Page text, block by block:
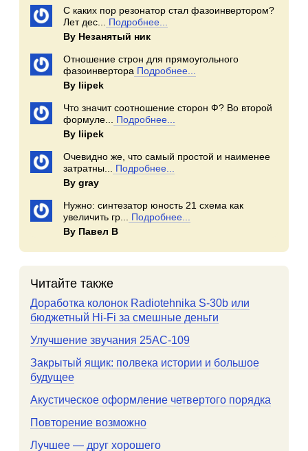
С каких пор резонатор стал фазоинвертором?
Лет дес...
Подробнее...
By Незанятый ник
Отношение строн для прямоугольного
фазоинвертора Подробнее...
By Iiipek
Что значит соотношение сторон Ф? Во второй
формуле...
Подробнее...
By Iiipek
Очевидно же, что самый простой и наименее
затратны...
Подробнее...
By gray
Нужно: синтезатор юность 21 схема как
увеличить гр...
Подробнее...
By Павел В
Читайте также
Доработка колонок Radiotehnika S-30b или
бюджетный Hi-Fi за смешные деньги
Улучшение звучания 25АС-109
Закрытый ящик: полвека истории и большое
будущее
Акустическое оформление четвертого порядка
Повторение возможно
Лучшее — друг хорошего